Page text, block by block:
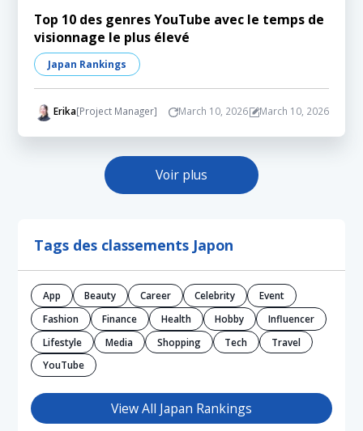
Top 10 des genres YouTube avec le temps de
visionnage le plus élevé
Japan Rankings
Erika[Project Manager] March 10, 2026 March 10, 2026
Voir plus
Tags des classements Japon
App Beauty Career Celebrity
Event
Fashion
Finance Health Hobby
Influencer
Lifestyle
Media Shopping Tech
Travel
YouTube
View All Japan Rankings